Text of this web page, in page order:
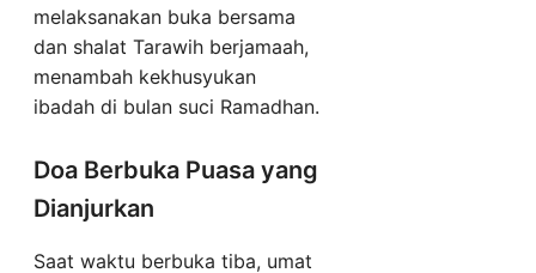
melaksanakan buka bersama
dan shalat Tarawih berjamaah,
menambah kekhusyukan
ibadah di bulan suci Ramadhan.
Doa Berbuka Puasa yang
Dianjurkan
Saat waktu berbuka tiba, umat